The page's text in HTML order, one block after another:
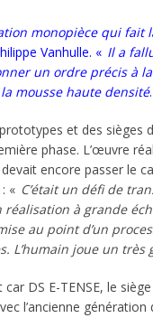
monopièce qui fait
Vanhulle. « Il a
un ordre précis à
mousse haute densité
et des sièges
phase. L’œuvre
encore passer le
« C’était un défi de
réalisation à grande
au point d’un
L’humain joue un très
DS E-TENSE, le
l’ancienne génération